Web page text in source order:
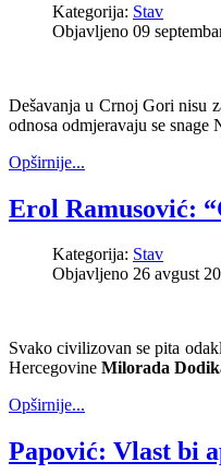
Kategorija: Stav
Objavljeno 09
Dešavanja u Crnoj Gori nisu
odnosa odmjeravaju se
Opširnije...
Erol Ramusović:
Kategorija: Stav
Objavljeno 26 avgust
Svako civilizovan se pita
Hercegovine Milorada
Opširnije...
Papović: Vlast bi